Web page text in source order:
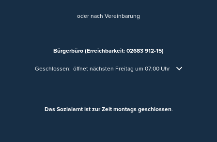
oder nach Vereinbarung
Bürgerbüro (Erreichbarkeit: 02683 912-15)
Klicken, um weitere Öffnungs- oder Schließzeiten auszublenden
Geschlossen: öffnet nächsten Freitag um 07:00 Uhr
Das Sozialamt ist zur Zeit montags geschlossen.